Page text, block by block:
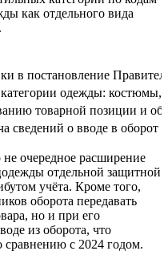
как отдельного вида
.
в постановление
одежды:
товарной позиции и
сведений о вводе в оборот
очередное расширение
отдельной защитной
учёта. Кроме того,
оборота передавать
но и при его
из оборота, что
сравнению с 2024 годом.